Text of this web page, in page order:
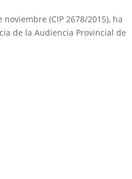
(CIP 2678/2015), ha
de la Audiencia Provincial de